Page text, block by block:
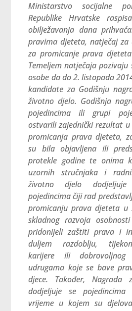
Ministarstvo socijalne
Republike Hrvatske
obilježavanja dana
pravima djeteta, natječaj za
za promicanje prava
Temeljem natječaja pozivaju
osobe da do 2. listopada
kandidate za Godišnju
životno djelo. Godišnja
pojedincima ili grupi
ostvarili zajednički rezultat
promicanja prava djeteta,
su bila objavljena ili
protekle godine te onima
uzornih stručnjaka i
životno djelo
pojedincima čiji rad
promicanju prava djeteta u
skladnog razvoja
pridonijeli zaštiti prava i
duljem razdoblju,
karijere ili dobrovoljnog
udrugama koje se bave
djece. Također, Nagrada
dodjeljuje se
vrijeme u kojem su